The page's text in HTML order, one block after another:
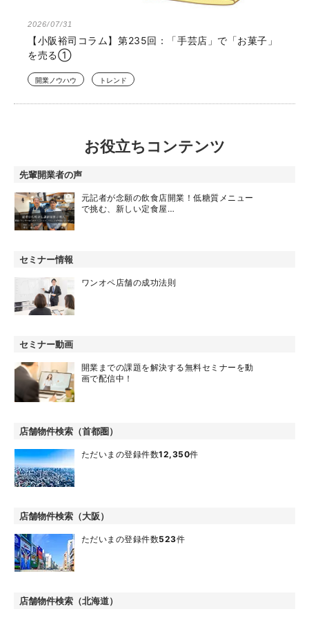
2026/07/31
【小阪裕司コラム】第235回：「手芸店」で「お菓子」
を売る①
開業ノウハウ トレンド
お役立ちコンテンツ
先輩開業者の声
元記者が念願の飲食店開業！低糖質メニュー
で挑む、新しい定食屋…
セミナー情報
ワンオペ店舗の成功法則
セミナー動画
開業までの課題を解決する無料セミナーを動
画で配信中！
店舗物件検索（首都圏）
ただいまの登録件数12,350件
店舗物件検索（大阪）
ただいまの登録件数523件
店舗物件検索（北海道）